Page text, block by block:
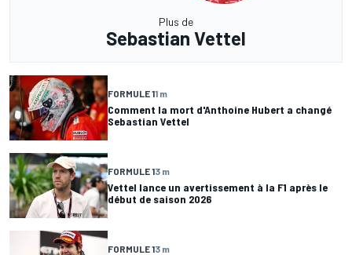
Plus de
Sebastian Vettel
FORMULE 11 m
Comment la mort d'Anthoine Hubert a changé
Sebastian Vettel
FORMULE 13 m
Vettel lance un avertissement à la F1 après le
début de saison 2026
FORMULE 13 m